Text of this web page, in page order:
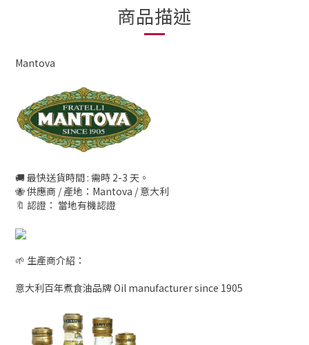
商品描述
Mantova
🚚 最快送貨時間 : 需時 2-3 天。
🐝 供應商 / 產地：Mantova / 意大利
🔖 認證： 當地有機認證
🌱 生產商介紹：
意大利百年煮食油品牌 Oil manufacturer since 1905